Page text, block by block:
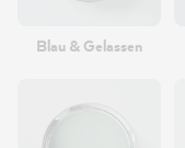
Blau & Gelassen